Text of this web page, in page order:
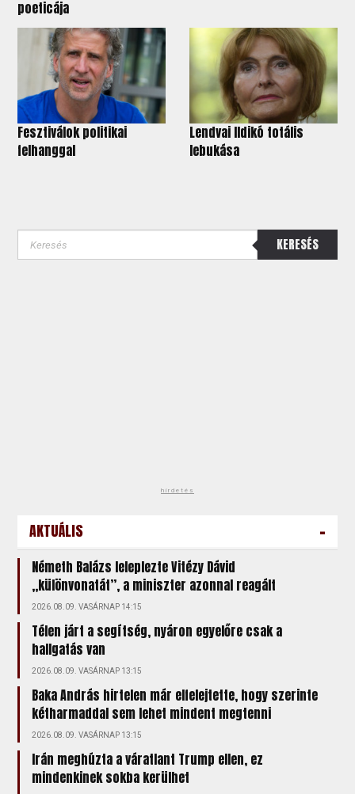
poeticája
Fesztiválok politikai
felhanggal
Lendvai Ildikó totális
lebukása
KERESÉS
hirdetés
AKTUÁLIS -
Németh Balázs leleplezte Vitézy Dávid
„különvonatát”, a miniszter azonnal reagált
2026.08.09. VASÁRNAP 14:15
Télen járt a segítség, nyáron egyelőre csak a
hallgatás van
2026.08.09. VASÁRNAP 13:15
Baka András hirtelen már elfelejtette, hogy szerinte
kétharmaddal sem lehet mindent megtenni
2026.08.09. VASÁRNAP 13:15
Irán meghúzta a váratlant Trump ellen, ez
mindenkinek sokba kerülhet